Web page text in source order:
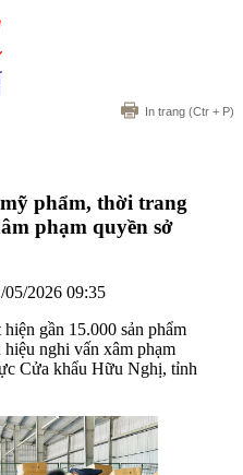
In trang (Ctr + P)
phẩm, thời trang
phạm quyền sở
05/2026 09:35
gần 15.000 sản phẩm
nghi vấn xâm phạm
Cửa khẩu Hữu Nghị, tỉnh